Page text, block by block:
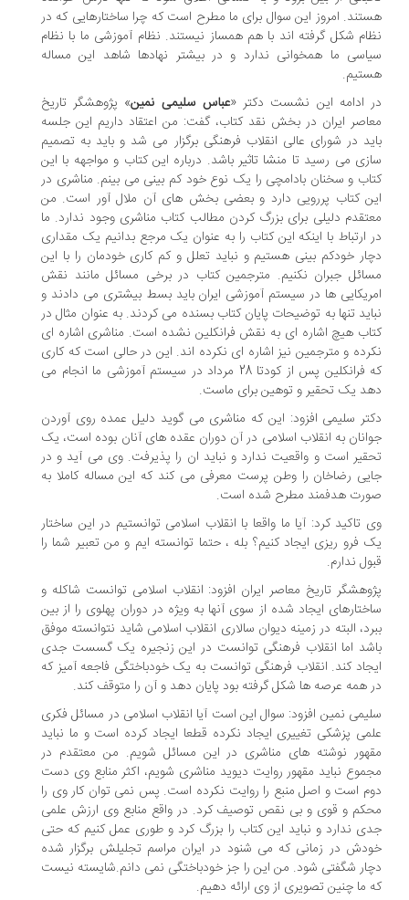
امروز این سوال برای ما مطرح است که چرا ساختارهایی که در
شکل گرفته اند با هم همساز نیستند. نظام آموزشی ما با نظام
ما همخوانی ندارد و در بیشتر نهادها شاهد این مساله
ادامه این نشست دکتر « عباس سلیمی نمین» پژوهشگر تاریخ
ایران در بخش نقد کتاب، گفت: من اعتقاد داریم این جلسه
در شورای عالی انقلاب فرهنگی برگزار می شد و باید به تصمیم
می رسید تا منشا تاثیر باشد. درباره این کتاب و مواجهه با این
و سخنان بادامچی را یک نوع خود کم بینی می بینم. مناشری در
کتاب پررویی دارد و بعضی بخش های آن ملال آور است. من
دلیلی برای بزرگ کردن مطالب کتاب مناشری وجود ندارد. ما
ارتباط با اینکه این کتاب را به عنوان یک مرجع بدانیم یک مقداری
خودکم بینی هستیم و نباید تعلل و کم کاری خودمان را با این
جبران نکنیم. مترجمین کتاب در برخی مسائل مانند نقش
ها در سیستم آموزشی ایران باید بسط بیشتری می دادند و
تنها به توضیحات پایان کتاب بسنده می کردند. به عنوان مثال در
هیچ اشاره ای به نقش فرانکلین نشده است. مناشری اشاره ای
و مترجمین نیز اشاره ای نکرده اند. این در حالی است که کاری
که فرانکلین پس از کودتا 28 مرداد در سیستم آموزشی ما انجام می
یک تحقیر و توهین برای ماست.
سلیمی افزود: این که مناشری می گوید دلیل عمده روی آوردن
به انقلاب اسلامی در آن دوران عقده های آنان بوده است، یک
است و واقعیت ندارد و نباید ان را پذیرفت. وی می آید و در
رضاخان را وطن پرست معرفی می کند که این مساله کاملا به
هدفمند مطرح شده است.
تاکید کرد: آیا ما واقعا با انقلاب اسلامی توانستیم در این ساختار
فرو ریزی ایجاد کنیم؟ بله ، حتما توانسته ایم و من تعبیر شما را
ندارم.
تاریخ معاصر ایران افزود: انقلاب اسلامی توانست شاکله و
ایجاد شده از سوی آنها به ویژه در دوران پهلوی را از بین
البته در زمینه دیوان سالاری انقلاب اسلامی شاید نتوانسته موفق
اما انقلاب فرهنگی توانست در این زنجیره یک گسست جدی
کند. انقلاب فرهنگی توانست به یک خودباختگی فاجعه آمیز که
همه عرصه ها شکل گرفته بود پایان دهد و آن را متوقف کند.
نمین افزود: سوال این است آیا انقلاب اسلامی در مسائل فکری
پزشکی تغییری ایجاد نکرده قطعا ایجاد کرده است و ما نباید
نوشته های مناشری در این مسائل شویم. من معتقدم در
نباید مقهور روایت دیوید مناشری شویم، اکثر منابع وی دست
است و اصل منبع را روایت نکرده است. پس نمی توان کار وی را
و قوی و بی نقص توصیف کرد. در واقع منابع وی ارزش علمی
ندارد و نباید این کتاب را بزرگ کرد و طوری عمل کنیم که حتی
در زمانی که می شنود در ایران مراسم تجلیلش برگزار شده
شگفتی شود. من این را جز خودباختگی نمی دانم.شایسته نیست
ما چنین تصویری از وی ارائه دهیم.